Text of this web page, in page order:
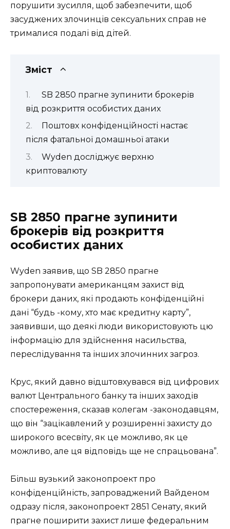
порушити зусилля, щоб забезпечити, щоб
засуджених злочинців сексуальних справ не
трималися подалі від дітей.
Зміст
SB 2850 прагне зупинити брокерів
від розкриття особистих даних
Поштовх конфіденційності настає
після фатальної домашньої атаки
Wyden досліджує верхню
криптовалюту
SB 2850 прагне зупинити
брокерів від розкриття
особистих даних
Wyden заявив, що SB 2850 прагне
запропонувати американцям захист від
брокери даних, які продають конфіденційні
дані “будь -кому, хто має кредитну карту”,
заявивши, що деякі люди використовують цю
інформацію для здійснення насильства,
переслідування та інших злочинних загроз.
Крус, який давно відштовхувався від цифрових
валют Центрального банку та інших заходів
спостереження, сказав колегам -законодавцям,
що він “зацікавлений у розширенні захисту до
широкого всесвіту, як це можливо, як це
можливо, але ця відповідь ще не спрацьована”.
Більш вузький законопроект про
конфіденційність, запроваджений Вайденом
одразу після, законопроект 2851 Сенату, який
прагне поширити захист лише федеральним